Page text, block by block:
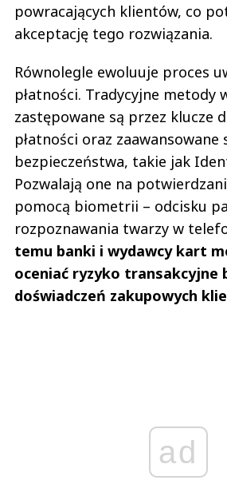
powracających klientów, co
akceptację tego rozwiązania.
Równolegle ewoluuje proces
płatności. Tradycyjne metody
zastępowane są przez klucze
płatności oraz zaawansowane
bezpieczeństwa, takie jak
Pozwalają one na
pomocą biometrii – odcisku
rozpoznawania twarzy w
temu banki i wydawcy kart
oceniać ryzyko transakcyjne
doświadczeń zakupowych
ad